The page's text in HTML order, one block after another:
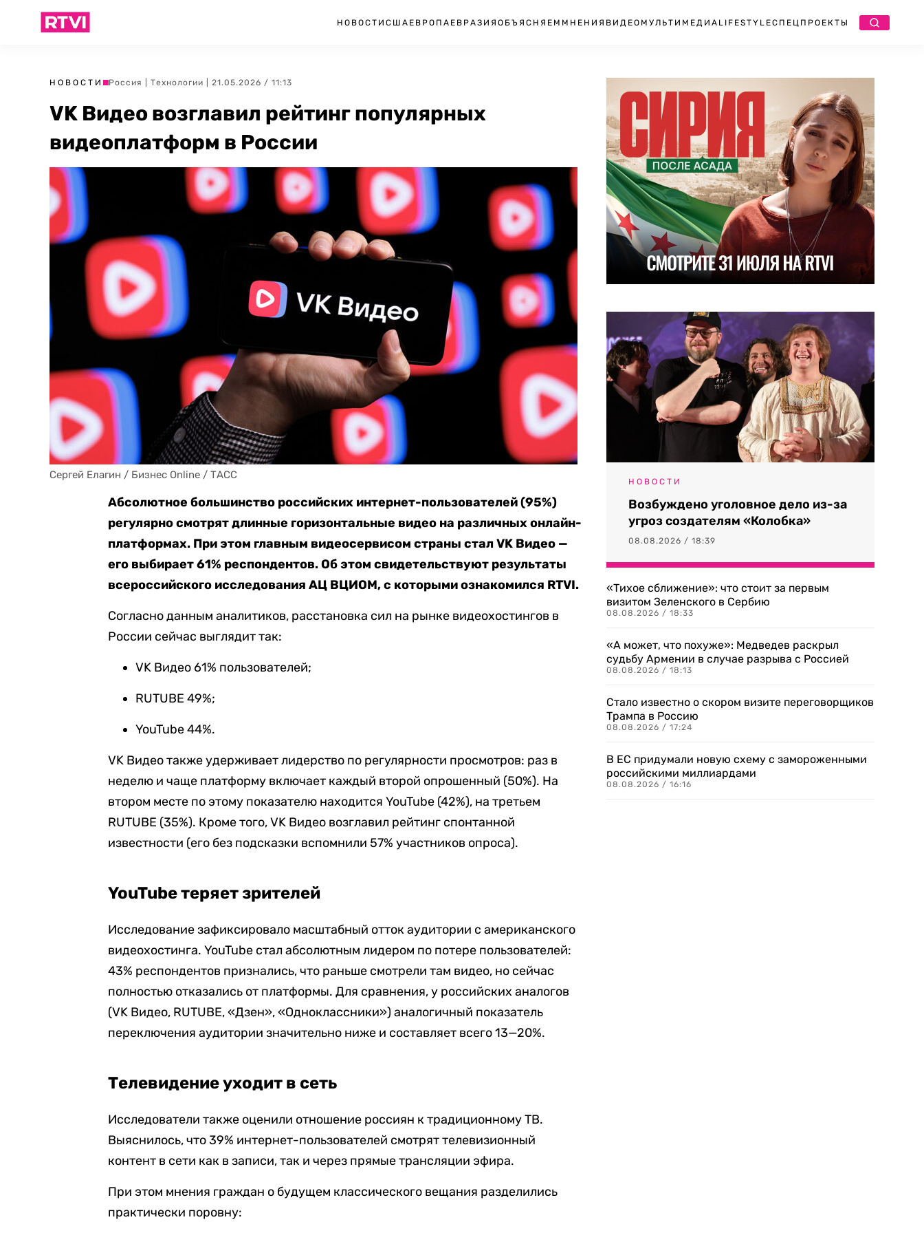
НОВОСТИ США ЕВРОПА ЕВРАЗИЯ ОБЪЯСНЯЕМ МНЕНИЯ ВИДЕО МУЛЬТИМЕДИА LIFESTYLEСПЕЦПРОЕКТЫ
НОВОСТИ Россия Технологии | 21.05.2026 / 11:13
VK Видео возглавил рейтинг популярных
видеоплатформ в России
Сергей Елагин / Бизнес Online / ТАСС
Абсолютное большинство российских интернет-пользователей (95%)
регулярно смотрят длинные горизонтальные видео на различных онлайн-
платформах. При этом главным видеосервисом страны стал VK Видео —
его выбирает 61% респондентов. Об этом свидетельствуют результаты
всероссийского исследования АЦ ВЦИОМ, с которыми ознакомился RTVI.
Согласно данным аналитиков, расстановка сил на рынке видеохостингов в
России сейчас выглядит так:
VK Видео 61% пользователей;
RUTUBE 49%;
YouTube 44%.
VK Видео также удерживает лидерство по регулярности просмотров: раз в
неделю и чаще платформу включает каждый второй опрошенный (50%). На
втором месте по этому показателю находится YouTube (42%), на третьем
RUTUBE (35%). Кроме того, VK Видео возглавил рейтинг спонтанной
известности (его без подсказки вспомнили 57% участников опроса).
YouTube теряет зрителей
Исследование зафиксировало масштабный отток аудитории с американского
видеохостинга. YouTube стал абсолютным лидером по потере пользователей:
43% респондентов признались, что раньше смотрели там видео, но сейчас
полностью отказались от платформы. Для сравнения, у российских аналогов
(VK Видео, RUTUBE, «Дзен», «Одноклассники») аналогичный показатель
переключения аудитории значительно ниже и составляет всего 13—20%.
Телевидение уходит в сеть
Исследователи также оценили отношение россиян к традиционному ТВ.
Выяснилось, что 39% интернет-пользователей смотрят телевизионный
контент в сети как в записи, так и через прямые трансляции эфира.
При этом мнения граждан о будущем классического вещания разделились
практически поровну:
НОВОСТИ
Возбуждено уголовное дело из-за
угроз создателям «Колобка»
08.08.2026 / 18:39
«Тихое сближение»: что стоит за первым
визитом Зеленского в Сербию
08.08.2026 / 18:33
«А может, что похуже»: Медведев раскрыл
судьбу Армении в случае разрыва с Россией
08.08.2026 / 18:13
Стало известно о скором визите переговорщиков
Трампа в Россию
08.08.2026 / 17:24
В ЕС придумали новую схему с замороженными
российскими миллиардами
08.08.2026 / 16:16